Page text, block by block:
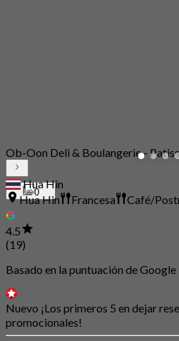
0
Ob-Oon Deli & Boulangerie -
Hua Hin
Hua Hin
Francesa Café/
4.5
(19)
Basado en la puntuación de Google
Nuevo ¡Los primeros 5 en dejar
promocionales!